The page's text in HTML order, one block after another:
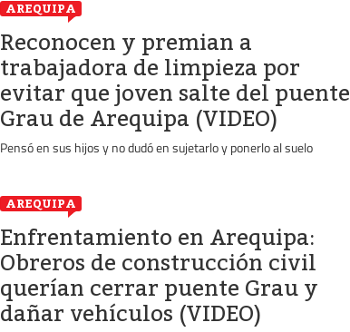
AREQUIPA
Reconocen y premian a
trabajadora de limpieza por
evitar que joven salte del puente
Grau de Arequipa (VIDEO)
Pensó en sus hijos y no dudó en sujetarlo y ponerlo al suelo
AREQUIPA
Enfrentamiento en Arequipa:
Obreros de construcción civil
querían cerrar puente Grau y
dañar vehículos (VIDEO)